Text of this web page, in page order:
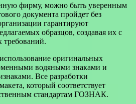
фирму, можно быть уверенным
документа пройдет без
гарантируют
образцов, создавая их с
требований.
оригинальных
водяными знаками и
Все разработки
который соответствует
стандартам ГОЗНАК.